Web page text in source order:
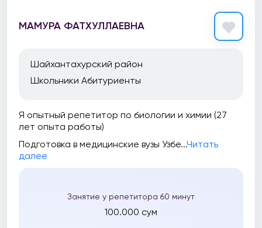
МАМУРА ФАТХУЛЛАЕВНА
Шайхантахурский район
Школьники Абитуриенты
Я опытный репетитор по биологии и химии (27
лет опыта работы)
Подготовка в медицинские вузы Узбе...Читать
далее
Занятие у репетитора 60 минут
100.000 сум